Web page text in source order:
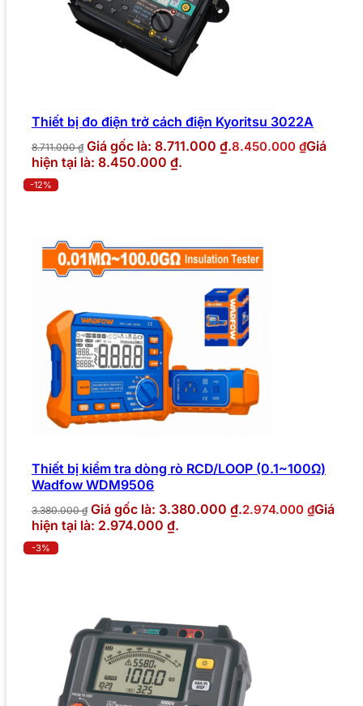
Thiết bị đo điện trở cách điện Kyoritsu 3022A
8.711.000₫ Giá gốc là: 8.711.000 ₫.8.450.000 ₫Giá
hiện tại là: 8.450.000 ₫.
-12%
Thiết bị kiểm tra dòng rò RCD/LOOP (0.1~100Ω)
Wadfow WDM9506
3.380.000₫ Giá gốc là: 3.380.000 ₫.2.974.000 ₫Giá
hiện tại là: 2.974.000 ₫.
-3%